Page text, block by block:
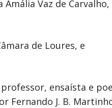
Vaz de Carvalho,
de Loures, e
ensaísta e
Fernando J. B.